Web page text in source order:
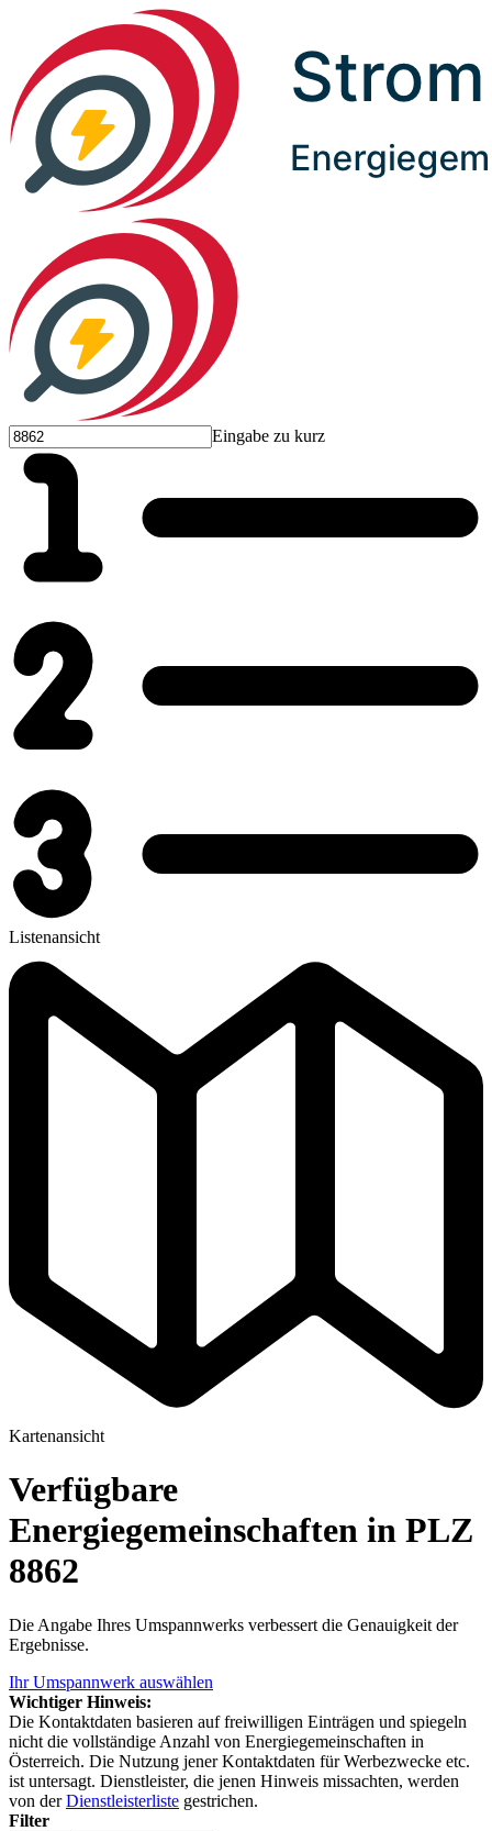
Eingabe zu kurz
Listenansicht
Kartenansicht
Verfügbare
Energiegemeinschaften in PLZ
8862
Die Angabe Ihres Umspannwerks verbessert die Genauigkeit der
Ergebnisse.
Ihr Umspannwerk auswählen
Wichtiger Hinweis:
Die Kontaktdaten basieren auf freiwilligen Einträgen und spiegeln
nicht die vollständige Anzahl von Energiegemeinschaften in
Österreich. Die Nutzung jener Kontaktdaten für Werbezwecke etc.
ist untersagt. Dienstleister, die jenen Hinweis missachten, werden
von derDienstleisterliste gestrichen.
Filter